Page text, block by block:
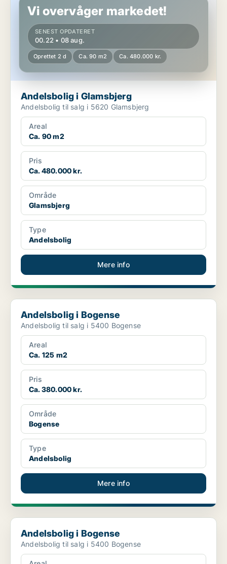
Vi overvåger markedet!
SENEST OPDATERET
00.22 • 08 aug.
Oprettet 2 d Ca. 90 m2 Ca. 480.000 kr.
Andelsbolig i Glamsbjerg
Andelsbolig til salg i 5620 Glamsbjerg
Areal
Ca. 90 m2
Pris
Ca. 480.000 kr.
Område
Glamsbjerg
Type
Andelsbolig
Mere info
Andelsbolig i Bogense
Andelsbolig i Bogense
Andelsbolig til salg i 5400 Bogense
Areal
Ca. 125 m2
Pris
Ca. 380.000 kr.
Område
Bogense
Type
Andelsbolig
Mere info
Andelsbolig i Bogense
Andelsbolig i Bogense
Andelsbolig til salg i 5400 Bogense